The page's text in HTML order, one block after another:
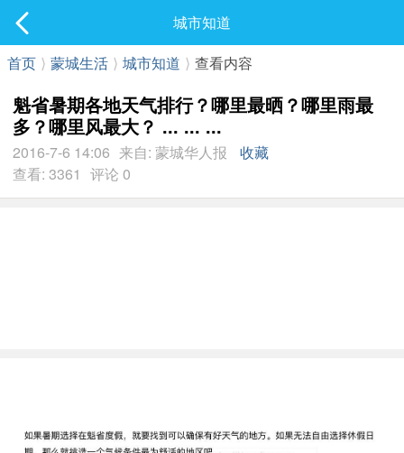
最新发表
城市知道
首页 ⟩ 蒙城生活 ⟩ 城市知道 ⟩ 查看内容
魁省暑期各地天气排行？哪里最晒？哪里雨最
多？哪里风最大？ ... ... ...
2016-7-6 14:06 来自: 蒙城华人报
收藏
查看: 3361 评论 0